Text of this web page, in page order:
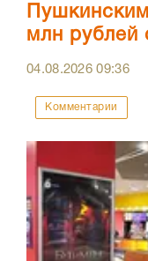
млн рублей
04.08.202609:36
Комментарии